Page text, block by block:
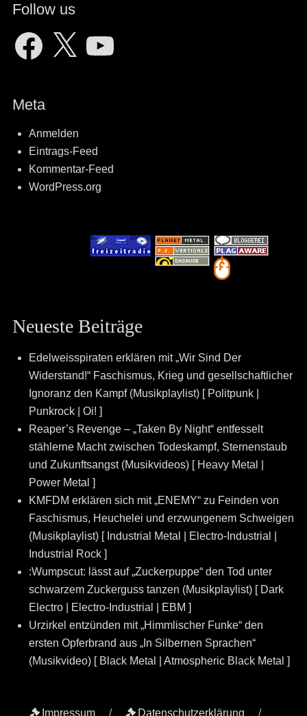
Follow us
Facebook
X YouTube
Meta
Anmelden
Eintrags-Feed
Kommentar-Feed
WordPress.org
Neueste Beiträge
Edelweisspiraten erklären mit „Wir Sind Der
Widerstand!“ Faschismus, Krieg und gesellschaftlicher
Ignoranz den Kampf (Musikplaylist) [ Politpunk |
Punkrock | Oi! ]
Reaper’s Revenge – „Taken By Night“ entfesselt
stählerne Macht zwischen Todeskampf, Sternenstaub
und Zukunftsangst (Musikvideos) [ Heavy Metal |
Power Metal ]
KMFDM erklären sich mit „ENEMY“ zu Feinden von
Faschismus, Heuchelei und erzwungenem Schweigen
(Musikplaylist) [ Industrial Metal | Electro-Industrial |
Industrial Rock ]
:Wumpscut: lässt auf „Zuckerpuppe“ den Tod unter
schwarzem Zuckerguss tanzen (Musikplaylist) [ Dark
Electro | Electro-Industrial | EBM ]
Urzirkel entzünden mit „Himmlischer Funke“ den
ersten Opferbrand aus „In Silbernen Sprachen“
(Musikvideo) [ Black Metal | Atmospheric Black Metal ]
Impressum Datenschutzerklärung